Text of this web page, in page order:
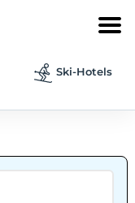
Ski-Hotels